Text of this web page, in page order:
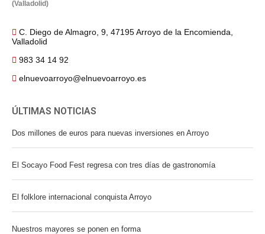
(Valladolid)
C. Diego de Almagro, 9, 47195 Arroyo de la Encomienda,
Valladolid
983 34 14 92
elnuevoarroyo@elnuevoarroyo.es
ÚLTIMAS NOTICIAS
Dos millones de euros para nuevas inversiones en Arroyo
El Socayo Food Fest regresa con tres días de gastronomía
El folklore internacional conquista Arroyo
Nuestros mayores se ponen en forma